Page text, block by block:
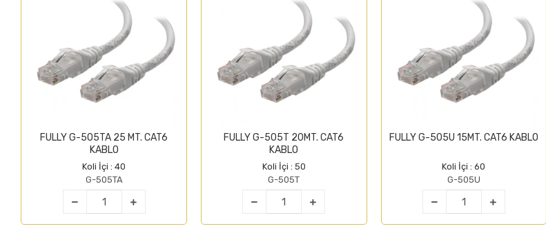
FULLY G-505TA 25 MT. CAT6
KABLO
Koli İçi : 40
G-505TA
FULLY G-505T 20MT. CAT6
KABLO
Koli İçi : 50
G-505T
FULLY G-505U 15MT. CAT6 KABLO
Koli İçi : 60
G-505U